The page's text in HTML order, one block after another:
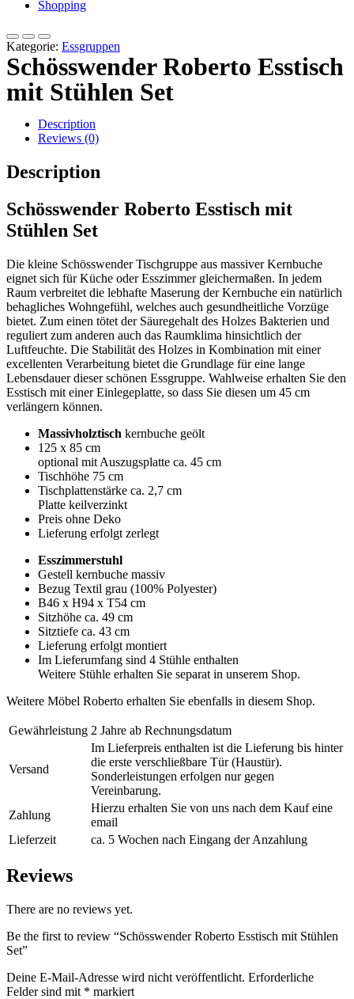
Shopping
Kategorie: Essgruppen
Schösswender Roberto Esstisch
mit Stühlen Set
Description
Reviews (0)
Description
Schösswender Roberto Esstisch mit
Stühlen Set
Die kleine Schösswender Tischgruppe aus massiver Kernbuche
eignet sich für Küche oder Esszimmer gleichermaßen. In jedem
Raum verbreitet die lebhafte Maserung der Kernbuche ein natürlich
behagliches Wohngefühl, welches auch gesundheitliche Vorzüge
bietet. Zum einen tötet der Säuregehalt des Holzes Bakterien und
reguliert zum anderen auch das Raumklima hinsichtlich der
Luftfeuchte. Die Stabilität des Holzes in Kombination mit einer
excellenten Verarbeitung bietet die Grundlage für eine lange
Lebensdauer dieser schönen Essgruppe. Wahlweise erhalten Sie den
Esstisch mit einer Einlegeplatte, so dass Sie diesen um 45 cm
verlängern können.
Massivholztisch kernbuche geölt
125 x 85 cm
optional mit Auszugsplatte ca. 45 cm
Tischhöhe 75 cm
Tischplattenstärke ca. 2,7 cm
Platte keilverzinkt
Preis ohne Deko
Lieferung erfolgt zerlegt
Esszimmerstuhl
Gestell kernbuche massiv
Bezug Textil grau (100% Polyester)
B46 x H94 x T54 cm
Sitzhöhe ca. 49 cm
Sitztiefe ca. 43 cm
Lieferung erfolgt montiert
Im Lieferumfang sind 4 Stühle enthalten
Weitere Stühle erhalten Sie separat in unserem Shop.
Weitere Möbel Roberto erhalten Sie ebenfalls in diesem Shop.
Gewährleistung 2 Jahre ab Rechnungsdatum
Versand
Im Lieferpreis enthalten ist die Lieferung bis hinter
die erste verschließbare Tür (Haustür).
Sonderleistungen erfolgen nur gegen
Vereinbarung.
Zahlung
Hierzu erhalten Sie von uns nach dem Kauf eine
email
Lieferzeit
ca. 5 Wochen nach Eingang der Anzahlung
Reviews
There are no reviews yet.
Be the first to review “Schösswender Roberto Esstisch mit Stühlen
Set”
Deine E-Mail-Adresse wird nicht veröffentlicht. Erforderliche
Felder sind mit * markiert